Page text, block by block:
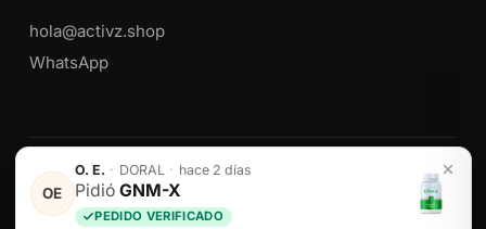
OE
O. E. · DORAL · hace 2 días
Pidió GNM-X
PEDIDO VERIFICADO
hola@activz.shop
WhatsApp
Envíos a Perú · México · EE. UU. · Colombia · Ecuador